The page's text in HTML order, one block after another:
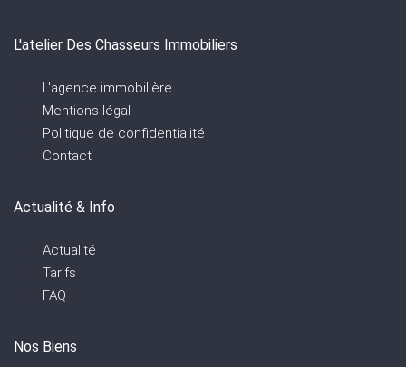
L'atelier Des Chasseurs Immobiliers
L'agence immobilière
Mentions légal
Politique de confidentialité
Contact
Actualité & Info
Actualité
Tarifs
FAQ
Nos Biens